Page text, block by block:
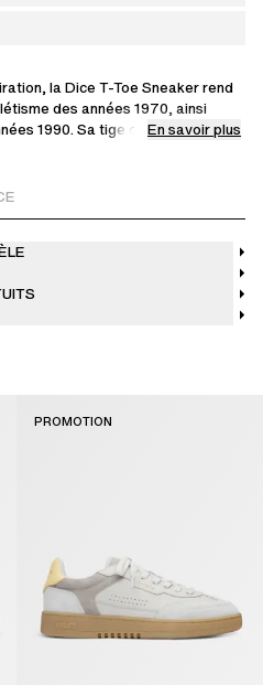
la Dice T-Toe Sneaker rend
des années 1970, ainsi
1990. Sa tige contrastée est
En savoir plus
PROMOTION